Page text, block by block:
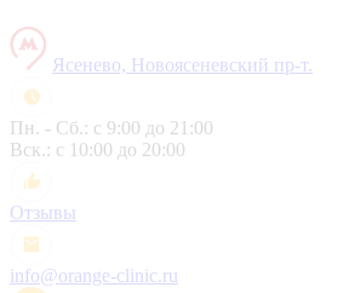
Ясенево, Новоясеневский пр-т.
Пн. - Сб.: с 9:00 до 21:00
Вск.: с 10:00 до 20:00
Отзывы
info@orange-clinic.ru